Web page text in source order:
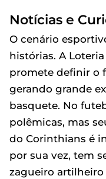
Notícias e
O cenário
histórias. A
promete definir o
gerando grande
basquete. No
polêmicas, mas
do Corinthians é
por sua vez, tem
zagueiro